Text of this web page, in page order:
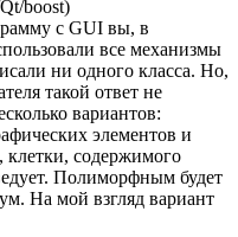
boost)
с GUI вы, в
все механизмы
ни одного класса. Но,
такой ответ не
вариантов:
элементов и
клетки, содержимого
Полиморфным будет
На мой взгляд вариант